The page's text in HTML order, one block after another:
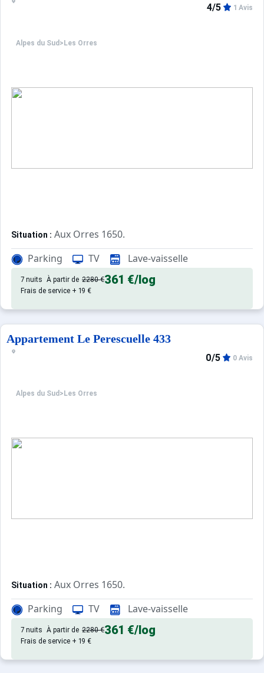
Alpes du Sud > Les Orres
4/5 1 Avis
Situation : Aux Orres 1650.
Appartement de particulier :Confortable et tout équipé.
Parking TV Lave-vaisselle
7 nuits À partir de 2280 €361 €/log
Frais de service + 19 €
Appartement Le Perescuelle 433
Alpes du Sud > Les Orres
0/5 0 Avis
Situation : Aux Orres 1650.
Appartement de particulier :Confortable et tout équipé.
Parking TV Lave-vaisselle
7 nuits À partir de 2280 €361 €/log
Frais de service + 19 €